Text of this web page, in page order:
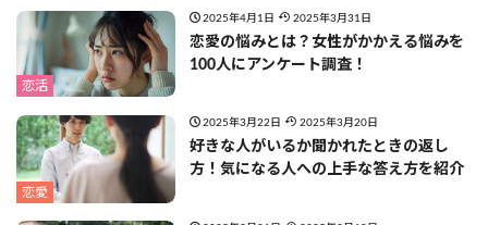
恋活
2025年4月1日 2025年3月31日
恋愛の悩みとは？女性がかかえる悩みを
100人にアンケート調査！
恋愛
2025年3月22日 2025年3月20日
好きな人がいるか聞かれたときの返し
方！気になる人への上手な答え方を紹介